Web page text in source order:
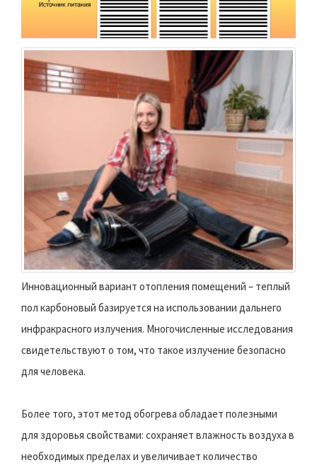
Инновационный вариант отопления помещений – теплый
пол карбоновый базируется на использовании дальнего
инфракрасного излучения. Многочисленные исследования
свидетельствуют о том, что такое излучение безопасно
для человека.
Более того, этот метод обогрева обладает полезными
для здоровья свойствами: сохраняет влажность воздуха в
необходимых пределах и увеличивает количество